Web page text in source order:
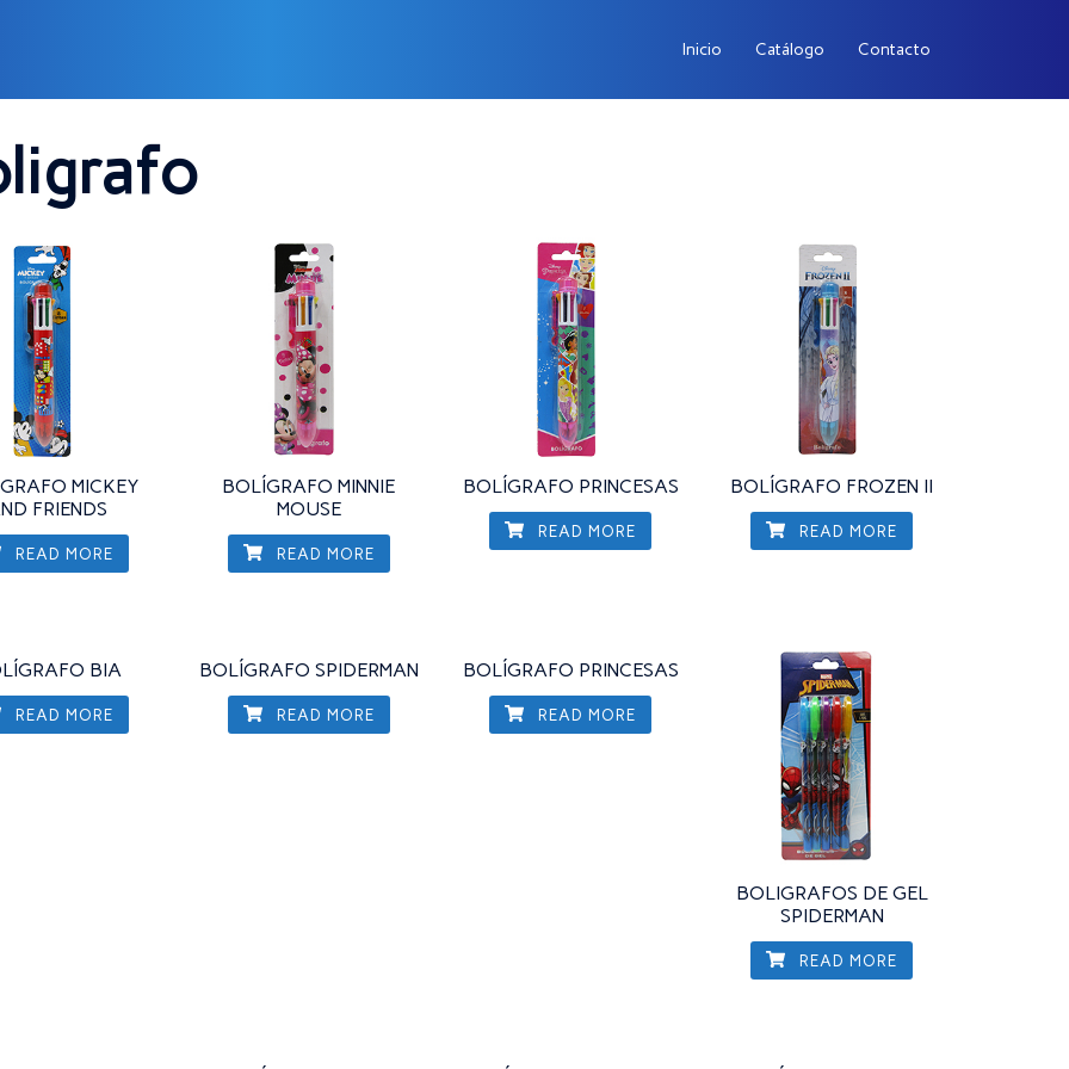
Inicio Catálogo Contacto
MICKEY
FRIENDS
READ MORE
BOLÍGRAFO MINNIE
MOUSE
READ MORE
BOLÍGRAFO PRINCESAS
READ MORE
BOLÍGRAFO FROZEN II
READ MORE
BIA
READ MORE
BOLÍGRAFO SPIDERMAN
READ MORE
BOLÍGRAFO PRINCESAS
READ MORE
BOLIGRAFOS DE GEL
SPIDERMAN
READ MORE